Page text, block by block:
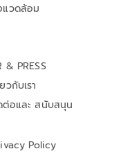
วดล้อม
& PRESS
วกับเรา
อและ สนับสนุน
Policy